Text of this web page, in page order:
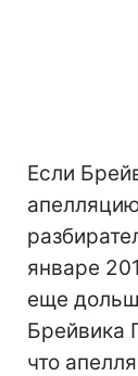
Если
январе
еще
Брейвика
что